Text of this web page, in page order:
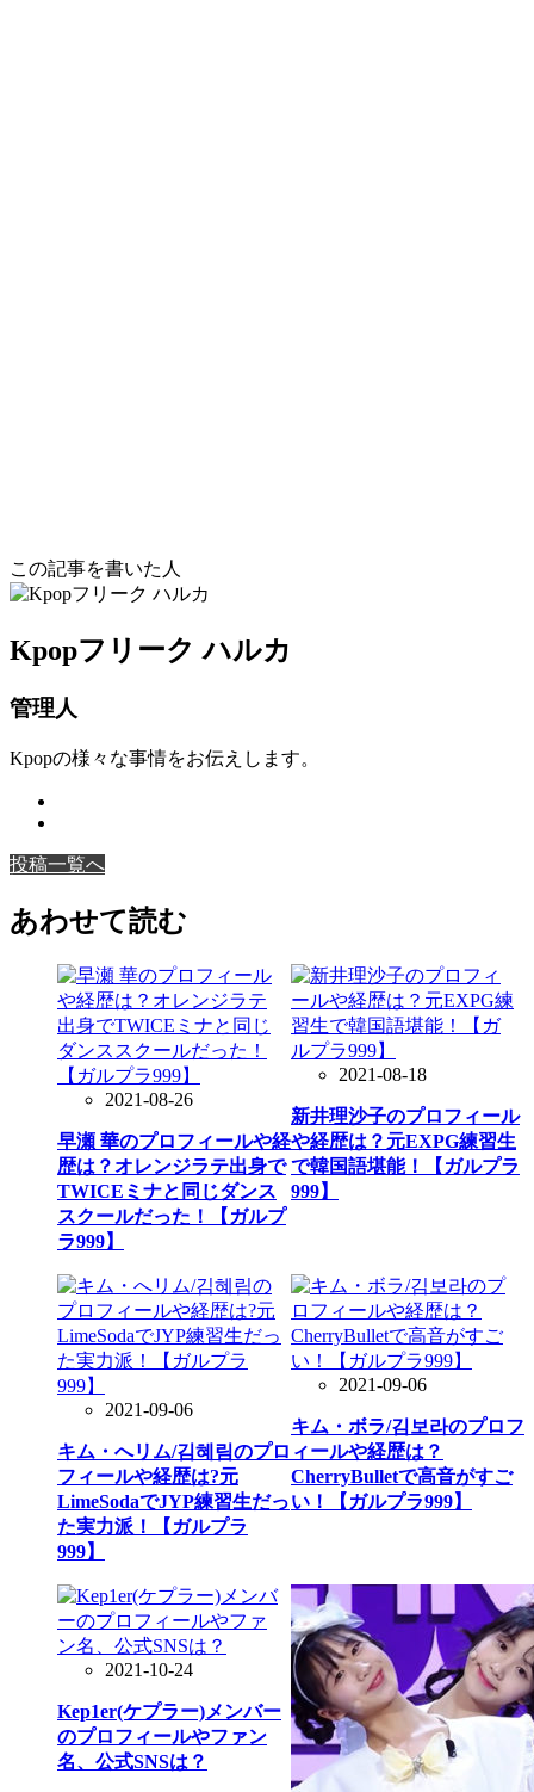
この記事を書いた人
Kpopフリーク ハルカ
管理人
Kpopの様々な事情をお伝えします。
投稿一覧へ
あわせて読む
2021-08-26
早瀬 華のプロフィールや経
歴は？オレンジラテ出身で
TWICEミナと同じダンス
スクールだった！【ガルプ
ラ999】
2021-08-18
新井理沙子のプロフィール
や経歴は？元EXPG練習生
で韓国語堪能！【ガルプラ
999】
2021-09-06
キム・へリム/김혜림のプロ
フィールや経歴は?元
LimeSodaでJYP練習生だっ
た実力派！【ガルプラ
999】
2021-09-06
キム・ボラ/김보라のプロフ
ィールや経歴は？
CherryBulletで高音がすご
い！【ガルプラ999】
2021-10-24
Kep1er(ケプラー)メンバー
のプロフィールやファン
名、公式SNSは？